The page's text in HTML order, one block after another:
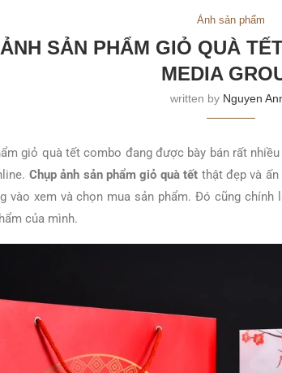
Ảnh sản phẩm
SẢN PHẨM GIỎ QUÀ
MEDIA
written by Nguyen
giỏ quà tết combo đang được bày bán rất
Chụp ảnh sản phẩm giỏ quà tết thật đẹp và
vào xem và chọn mua sản phẩm. Đó cũng
của mình.